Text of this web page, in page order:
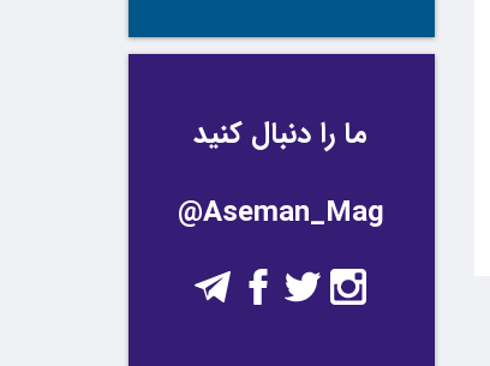
@Aseman_Mag
ما را دنبال کنید